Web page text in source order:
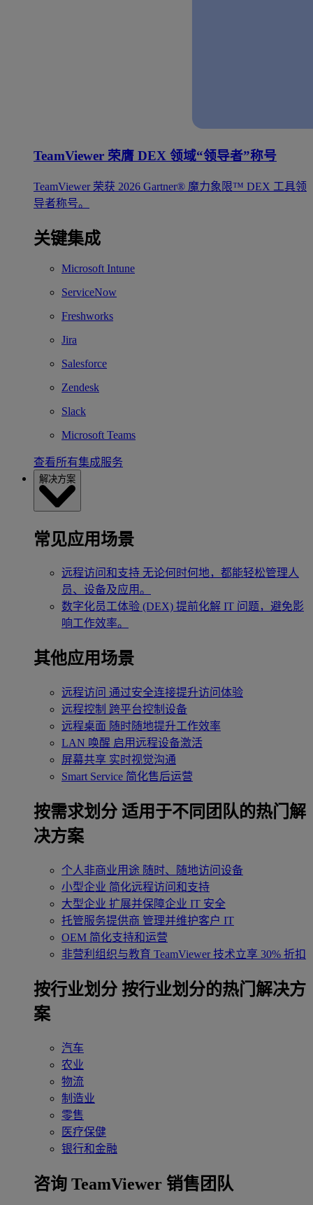
TeamViewer 荣膺 DEX 领域“领导者”称号
TeamViewer 荣获 2026 Gartner® 魔力象限™ DEX 工具领
导者称号。
关键集成
Microsoft Intune
ServiceNow
Freshworks
Jira
Salesforce
Zendesk
Slack
Microsoft Teams
查看所有集成服务
解决方案
常见应用场景
远程访问和支持 无论何时何地，都能轻松管理人
员、设备及应用。
数字化员工体验 (DEX) 提前化解 IT 问题，避免影
响工作效率。
其他应用场景
远程访问 通过安全连接提升访问体验
远程控制 跨平台控制设备
远程桌面 随时随地提升工作效率
LAN 唤醒 启用远程设备激活
屏幕共享 实时视觉沟通
Smart Service 简化售后运营
按需求划分 适用于不同团队的热门解
决方案
个人非商业用途 随时、随地访问设备
小型企业 简化远程访问和支持
大型企业 扩展并保障企业 IT 安全
托管服务提供商 管理并维护客户 IT
OEM 简化支持和运营
非营利组织与教育 TeamViewer 技术立享 30% 折扣
‌按行业划分 按行业划分的热门解决方
案
汽车
农业
物流
制造业
零售
医疗保健
银行和金融
咨询 TeamViewer 销售团队